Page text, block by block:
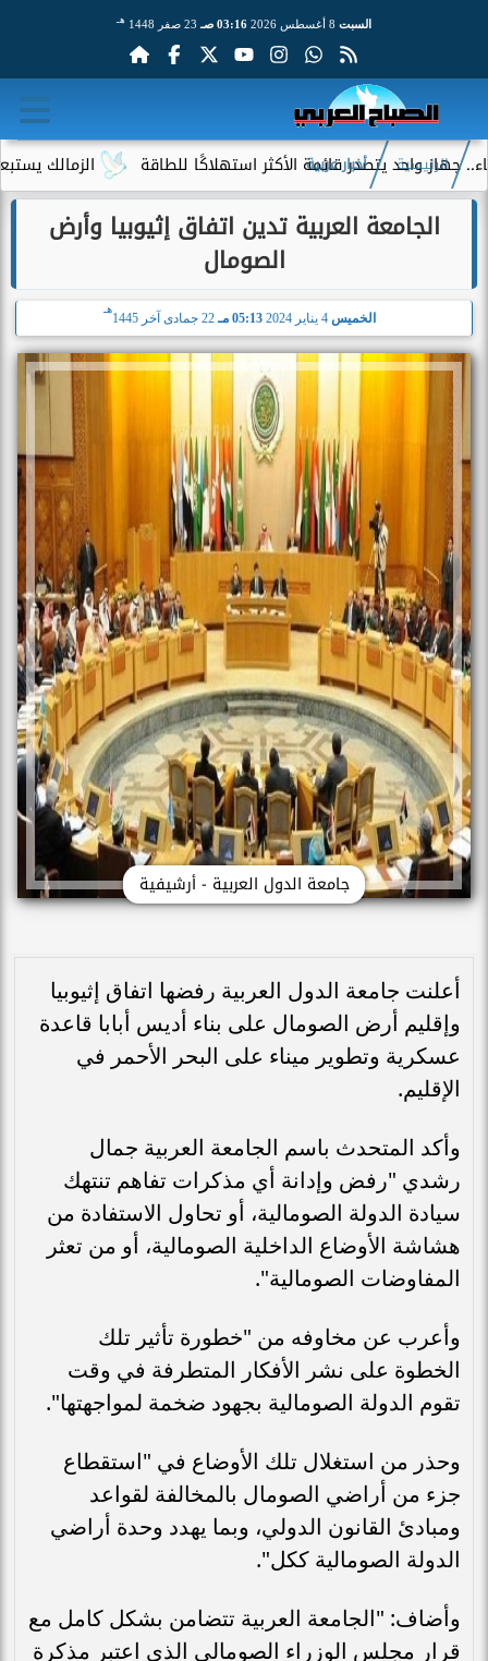
السبت 03:16 صـ 23 صفر 1448 هـ
الزمالك يستبعد 4 لاعبين شباب من حساباته في الموسم الجديد يتصدر قائمة الأكثر استهلاكًا للطاقة
الرئيسية أخبار عربية
الجامعة العربية تدين اتفاق إثيوبيا وأرض
الصومال
الخميس 05:13 مـ 22 جمادى آخر 1445
هـ
جامعة الدول العربية - أرشيفية
أعلنت جامعة الدول العربية رفضها اتفاق إثيوبيا
وإقليم أرض الصومال على بناء أديس أبابا قاعدة
عسكرية وتطوير ميناء على البحر الأحمر في
الإقليم.
وأكد المتحدث باسم الجامعة العربية جمال
رشدي "رفض وإدانة أي مذكرات تفاهم تنتهك
سيادة الدولة الصومالية، أو تحاول الاستفادة من
هشاشة الأوضاع الداخلية الصومالية، أو من تعثر
المفاوضات الصومالية".
وأعرب عن مخاوفه من "خطورة تأثير تلك
الخطوة على نشر الأفكار المتطرفة في وقت
تقوم الدولة الصومالية بجهود ضخمة لمواجهتها".
وحذر من استغلال تلك الأوضاع في "استقطاع
جزء من أراضي الصومال بالمخالفة لقواعد
ومبادئ القانون الدولي، وبما يهدد وحدة أراضي
الدولة الصومالية ككل".
وأضاف: "الجامعة العربية تتضامن بشكل كامل مع
قرار مجلس الوزراء الصومالي الذي اعتبر مذكرة